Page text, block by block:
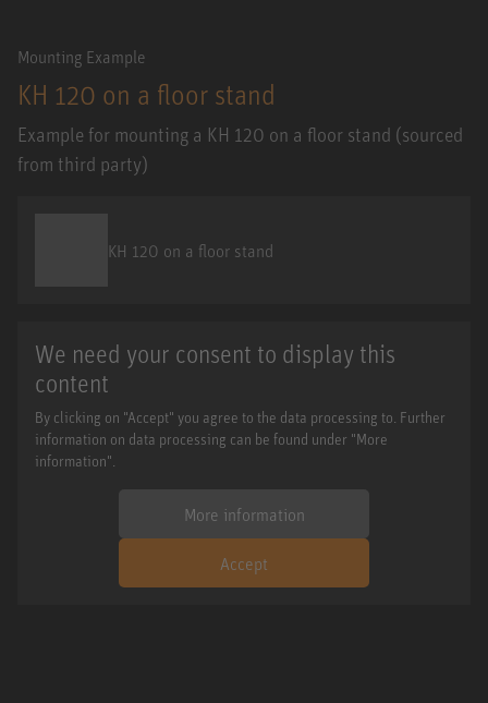
Mounting Example
KH 120 on a floor stand
Example for mounting a KH 120 on a floor stand (sourced
from third party)
KH 120 on a floor stand
We need your consent to display this
content
By clicking on "Accept" you agree to the data processing to. Further
information on data processing can be found under "More
information".
More information
Accept